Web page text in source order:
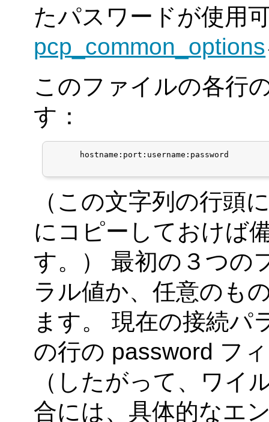
たパスワードが使用
pcp_common_options
このファイルの各行
す：
      hostname:port:username:password
（この文字列の行頭
にコピーしておけば
す。） 最初の３つの
ラル値か、任意のも
ます。 現在の接続パ
の行の password フ
（したがって、ワイ
合には、具体的なエ